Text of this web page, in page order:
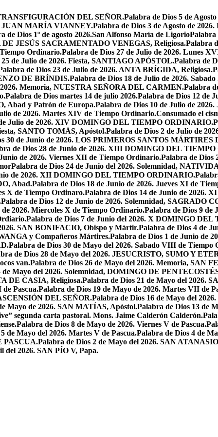
DEL SEÑOR.Palabra de Dios 5 de
JUAN MARÍA VIANNEY.Palabra de Dios 3 de Agosto de
de Dios 1º de agosto 2026.San Alfonso María de LigorioPalabra
JESÚS SACRAMENTADO VENEGAS, Religiosa.Palabra
Ordinario.Palabra de Dios 27 de Julio de 2026. Lunes
de Julio de 2026. Fiesta, SANTIAGO APÓSTOL.Palabra de
de Dios 23 de Julio de 2026. ANTA BRÍGIDA, Religiosa.
DE BRÍNDIS.Palabra de Dios 18 de Julio de 2026.
2026. Memoria, NUESTRA SEÑORA DEL CARMEN.Palabra
Palabra de Dios martes 14 de julio 2026.Palabra de Dios 12 de
Abad y Patrón de Europa.Palabra de Dios 10 de Julio de
de 2026. Martes XIV de Tiempo Ordinario.Consumado el
Julio de 2026. XIV DOMINGO DEL TIEMPO ORDINARIO.
SANTO TOMÁS, Apóstol.Palabra de Dios 2 de Julio de
30 de Junio de 2026. LOS PRIMEROS SANTOS
de Dios 28 de Junio de 2026. XIII DOMINGO DEL
de 2026. Viernes XII de Tiempo Ordinario.Palabra de Dios
Palabra de Dios 24 de Junio del 2026. Solemnidad,
de 2026. XII DOMINGO DEL TIEMPO ORDINARIO.
Abad.Palabra de Dios 18 de Junio de 2026. Jueves XI de
X de Tiempo Ordinaro.Palabra de Dios 14 de Junio de
Palabra de Dios 12 de Junio de 2026. Solemnidad, SAGRADO
2026. Miercoles X de Tiempo Ordinario.Palabra de Dios 9 de
Palabra de Dios 7 de Junio del 2026. X DOMINGO
SAN BONIFACIO, Obispo y Mártir.Palabra de Dios 4 de
y Compañeros Mártires.Palabra de Dios 1 de Junio de
Palabra de Dios 30 de Mayo del 2026. Sabado VIII de Tiempo
de Dios 28 de Mayo del 2026. JESUCRISTO, SUMO Y
van.Palabra de Dios 26 de Mayo del 2026. Memoria, SAN
de Mayo del 2026. Solemnidad, DOMINGO DE
DE CASIA, Religiosa.Palabra de Dios 21 de Mayo del 2026.
Pascua.Palabra de Dios 19 de Mayo de 2026. Martes VII de
DEL SEÑOR.Palabra de Dios 16 de Mayo del
Mayo de 2026. SAN MATÍAS, Apóstol.Palabra de Dios 13 de
segunda carta pastoral. Mons. Jaime Calderón Calderón.
Palabra de Dios 8 de Mayo de 2026. Viernes V de Pascua.
de Mayo del 2026. Martes V de Pascua.Palabra de Dios 4 de
PASCUA.Palabra de Dios 2 de Mayo del 2026. SAN
del 2026. SAN PÍO V, Papa.